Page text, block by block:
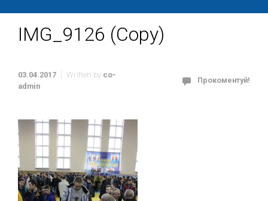
IMG_9126 (Copy)
03.04.2017 Written by co-
admin
Прокоментуй!